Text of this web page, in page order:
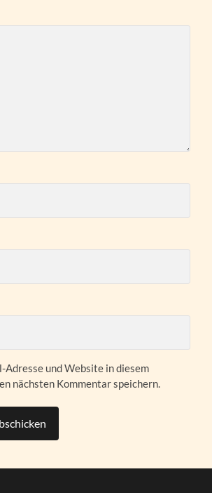
Adresse und Website in diesem
nächsten Kommentar speichern.